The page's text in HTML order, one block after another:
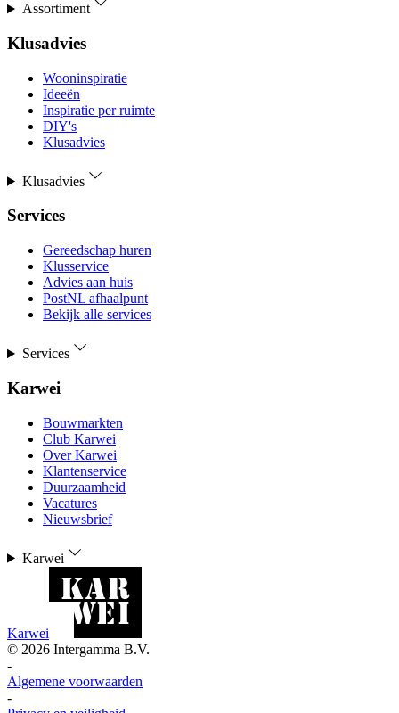
Assortiment
Klusadvies
Wooninspiratie
Ideeën
Inspiratie per ruimte
DIY's
Klusadvies
Klusadvies
Services
Gereedschap huren
Klusservice
Advies aan huis
PostNL afhaalpunt
Bekijk alle services
Services
Karwei
Bouwmarkten
Club Karwei
Over Karwei
Klantenservice
Duurzaamheid
Vacatures
Nieuwsbrief
Karwei
Karwei
© 2026 Intergamma B.V.
-
Algemene voorwaarden
-